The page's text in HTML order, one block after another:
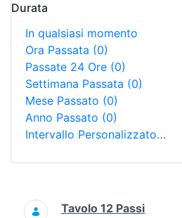
Durata
In qualsiasi momento
Ora Passata (0)
Passate 24 Ore (0)
Settimana Passata (0)
Mese Passato (0)
Anno Passato (0)
Intervallo Personalizzato…
Ricerca
Tavolo 12 Passi